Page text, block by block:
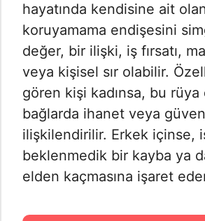
hayatında kendisine ait
koruyamama endişesini
değer, bir ilişki, iş fırsatı,
veya kişisel sır olabilir.
gören kişi kadınsa, bu rüya
bağlarda ihanet veya
ilişkilendirilir. Erkek içinse,
beklenmedik bir kayba ya
elden kaçmasına işaret